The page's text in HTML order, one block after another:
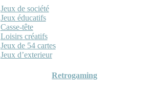
Jeux de société
Jeux éducatifs
Casse-tête
Loisirs créatifs
Jeux de 54 cartes
Jeux d’exterieur
Retrogaming